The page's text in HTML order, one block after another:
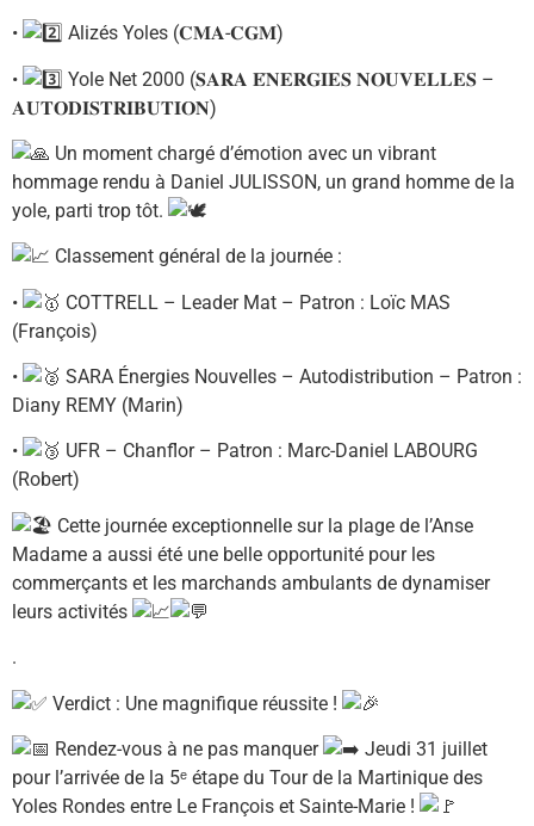
• Alizés Yoles (𝐂𝐌𝐀-𝐂𝐆𝐌)
•
Yole Net 2000 (𝐒𝐀𝐑𝐀 𝐄́𝐍𝐄𝐑𝐆𝐈𝐄𝐒 𝐍𝐎𝐔𝐕𝐄𝐋𝐋𝐄𝐒 –
𝐀𝐔𝐓𝐎𝐃𝐈𝐒𝐓𝐑𝐈𝐁𝐔𝐓𝐈𝐎𝐍)
Un moment chargé d’émotion avec un vibrant
hommage rendu à Daniel JULISSON, un grand homme de la
yole, parti trop tôt.
Classement général de la journée :
•
COTTRELL – Leader Mat – Patron : Loïc MAS
(François)
•
SARA Énergies Nouvelles – Autodistribution – Patron :
Diany REMY (Marin)
•
UFR – Chanflor – Patron : Marc-Daniel LABOURG
(Robert)
Cette journée exceptionnelle sur la plage de l’Anse
Madame a aussi été une belle opportunité pour les
commerçants et les marchands ambulants de dynamiser
leurs activités
.
Verdict : Une magnifique réussite !
Rendez-vous à ne pas manquer
Jeudi 31 juillet
pour l’arrivée de la 5ᵉ étape du Tour de la Martinique des
Yoles Rondes entre Le François et Sainte-Marie !